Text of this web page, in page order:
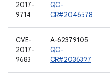
2017-
9714
QC-
CR#2046578
CVE-
2017-
9683
A-62379105
QC-
CR#2036397